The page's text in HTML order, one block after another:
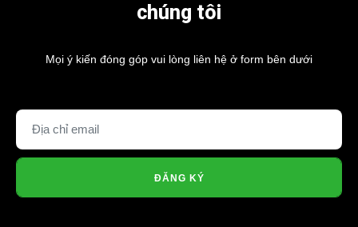
chúng tôi
Mọi ý kiến đóng góp vui lòng liên hệ ở form bên dưới
ĐĂNG KÝ